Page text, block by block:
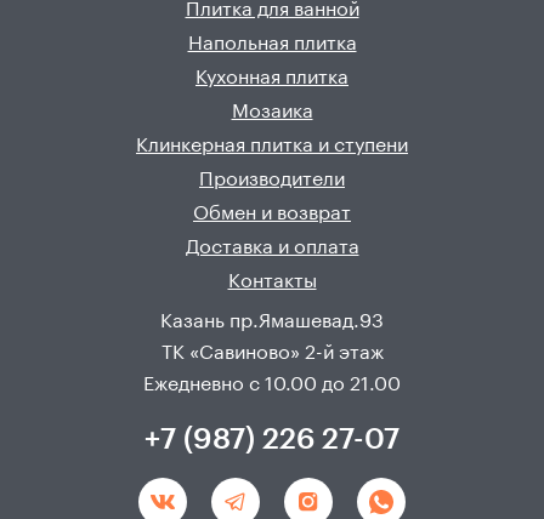
Плитка для ванной
Напольная плитка
Кухонная плитка
Мозаика
Клинкерная плитка и ступени
Производители
Обмен и возврат
Доставка и оплата
Контакты
Казань пр.Ямашевад.93
ТК «Савиново» 2-й этаж
Ежедневно с 10.00 до 21.00
+7 (987) 226 27-07